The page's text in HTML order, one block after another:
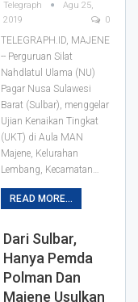
Telegraph
Agu 25,
2019
0
TELEGRAPH.ID, MAJENE
-- Perguruan Silat
Nahdlatul Ulama (NU)
Pagar Nusa Sulawesi
Barat (Sulbar), menggelar
Ujian Kenaikan Tingkat
(UKT) di Aula MAN
Majene, Kelurahan
Lembang, Kecamatan
READ MORE...
Dari Sulbar,
Hanya Pemda
Polman Dan
Majene Usulkan